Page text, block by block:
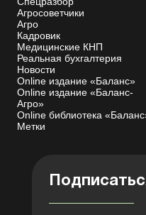
Агросоветчики
Агро
Кадровик
Медицинские КНП
Реальная бухгалтерия
Новости
Online издание «Баланс»
Online издание «Баланс-
Агро»
Online библиотека
Метки